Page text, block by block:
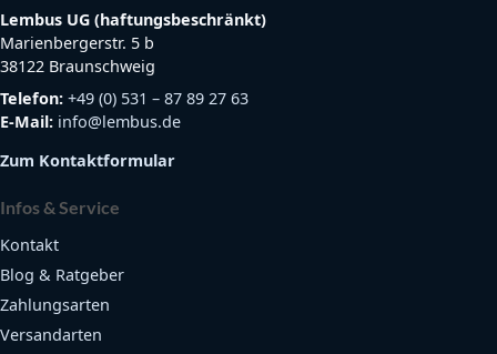
Lembus UG (haftungsbeschränkt)
Marienbergerstr. 5 b
38122 Braunschweig
Telefon: +49 (0) 531 – 87 89 27 63
E-Mail: info@lembus.de
Zum Kontaktformular
Infos & Service
Kontakt
Blog & Ratgeber
Zahlungsarten
Versandarten